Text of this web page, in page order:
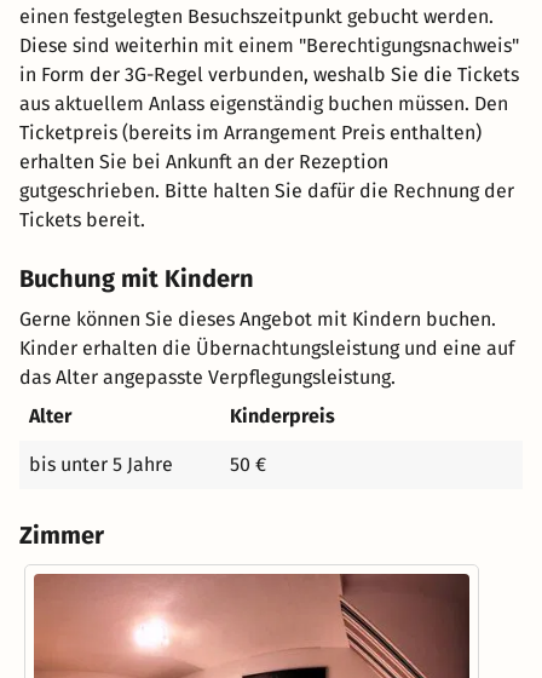
einen festgelegten Besuchszeitpunkt gebucht werden.
Diese sind weiterhin mit einem "Berechtigungsnachweis"
in Form der 3G-Regel verbunden, weshalb Sie die Tickets
aus aktuellem Anlass eigenständig buchen müssen. Den
Ticketpreis (bereits im Arrangement Preis enthalten)
erhalten Sie bei Ankunft an der Rezeption
gutgeschrieben. Bitte halten Sie dafür die Rechnung der
Tickets bereit.
Buchung mit Kindern
Gerne können Sie dieses Angebot mit Kindern buchen.
Kinder erhalten die Übernachtungsleistung und eine auf
das Alter angepasste Verpflegungsleistung.
Alter
Kinderpreis
bis unter 5 Jahre 50 €
Zimmer